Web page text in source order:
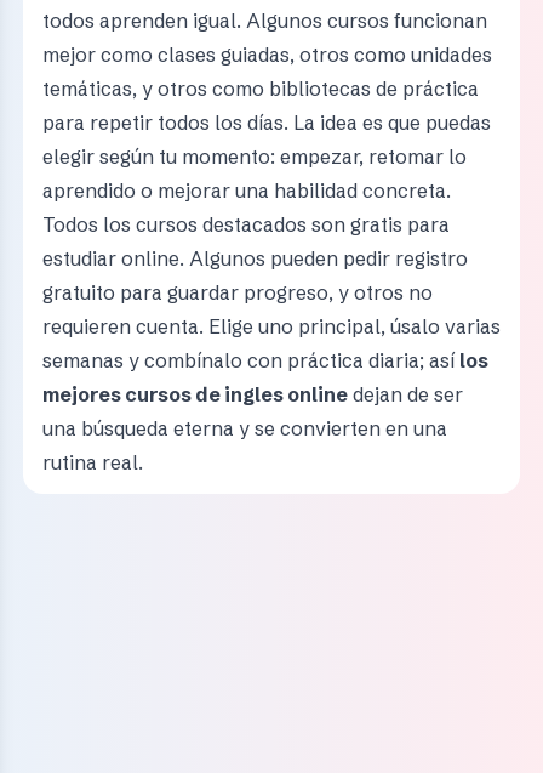
todos aprenden igual. Algunos cursos funcionan
mejor como clases guiadas, otros como unidades
temáticas, y otros como bibliotecas de práctica
para repetir todos los días. La idea es que puedas
elegir según tu momento: empezar, retomar lo
aprendido o mejorar una habilidad concreta.
Todos los cursos destacados son gratis para
estudiar online. Algunos pueden pedir registro
gratuito para guardar progreso, y otros no
requieren cuenta. Elige uno principal, úsalo varias
semanas y combínalo con práctica diaria; así los
mejores cursos de ingles onlinedejan de ser
una búsqueda eterna y se convierten en una
rutina real.